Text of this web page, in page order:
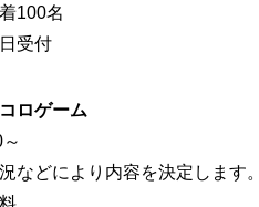
100名
受付
ロゲーム
などにより内容を決定します。